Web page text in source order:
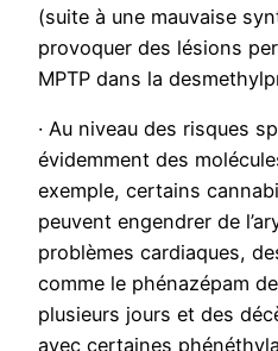
(suite à une mauvaise
provoquer des lésions
MPTP dans la
· Au niveau des risques
évidemment des
exemple, certains
peuvent engendrer de
problèmes cardiaques,
comme le phénazépam
plusieurs jours et des
avec certaines